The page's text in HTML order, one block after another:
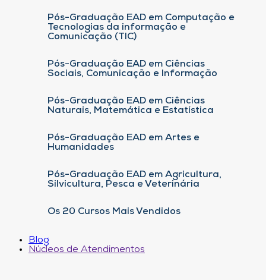
Pós-Graduação EAD em Computação e
Tecnologias da informação e
Comunicação (TIC)
Pós-Graduação EAD em Ciências
Sociais, Comunicação e Informação
Pós-Graduação EAD em Ciências
Naturais, Matemática e Estatística
Pós-Graduação EAD em Artes e
Humanidades
Pós-Graduação EAD em Agricultura,
Silvicultura, Pesca e Veterinária
Os 20 Cursos Mais Vendidos
Blog
Núcleos de Atendimentos